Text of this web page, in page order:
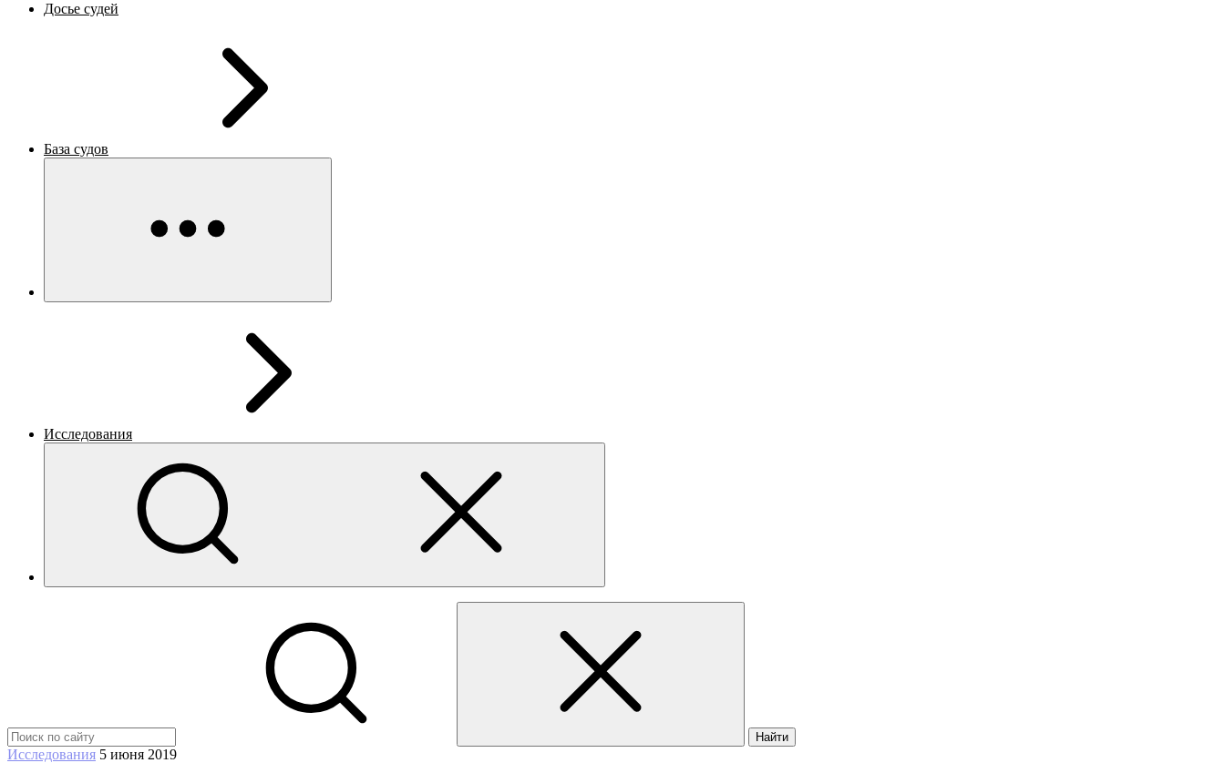
Досье судей
База судов
Исследования
Найти
Исследования 5 июня 2019